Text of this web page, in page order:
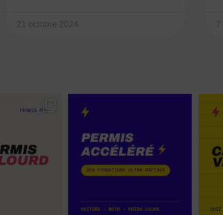
21 octobre 2024